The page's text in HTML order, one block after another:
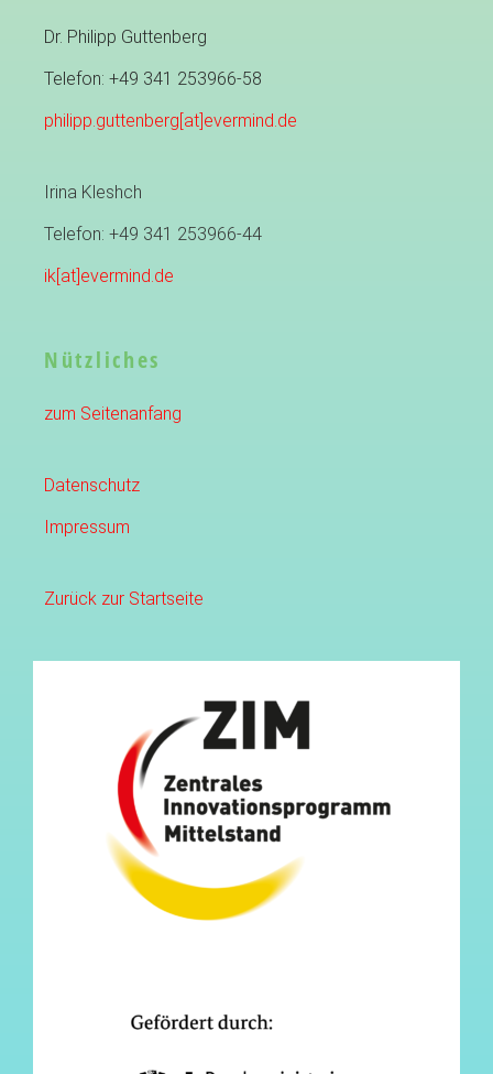
Dr. Philipp Guttenberg
Telefon: +49 341 253966-58
philipp.guttenberg[at]evermind.de
Irina Kleshch
Telefon: +49 341 253966-44
ik[at]evermind.de
Nützliches
zum Seitenanfang
Datenschutz
Impressum
Zurück zur Startseite